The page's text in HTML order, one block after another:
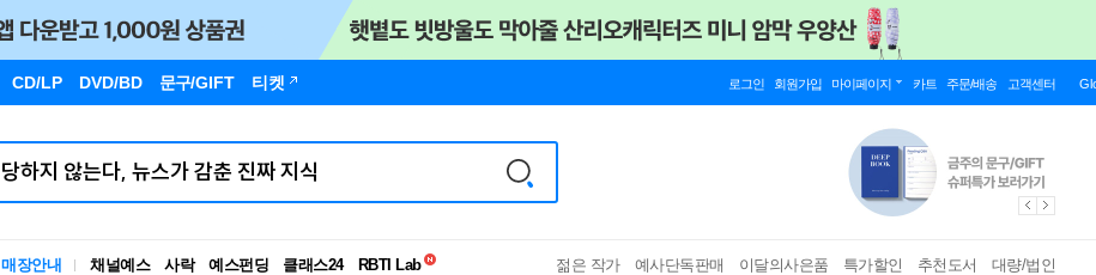
CD/LP DVD/BD 문구/GIFT 티켓 로그인 회원가입 마이페이지 카트 주문/배송 고객센터
매장안내 채널예스 사락 예스펀딩 클래스24
RBTI Lab
젊은 작가 예사단독판매 이달의사은품 특가할인 추천도서 대량/법인